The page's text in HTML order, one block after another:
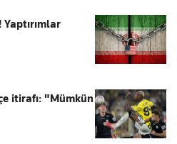
itirafı: "Mümkün